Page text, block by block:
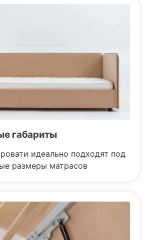
габариты
идеально подходят под
размеры матрасов